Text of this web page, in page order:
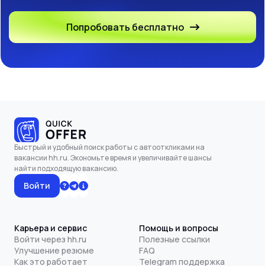
Попробовать бесплатно
Быстрый и удобный поиск работы с автооткликами на
вакансии hh.ru. Экономьте время и увеличивайте шансы
найти подходящую вакансию.
Войти
Карьера и сервис
Войти через hh.ru
Улучшение резюме
Как это работает
Помощь и вопросы
Полезные ссылки
FAQ
Telegram поддержка